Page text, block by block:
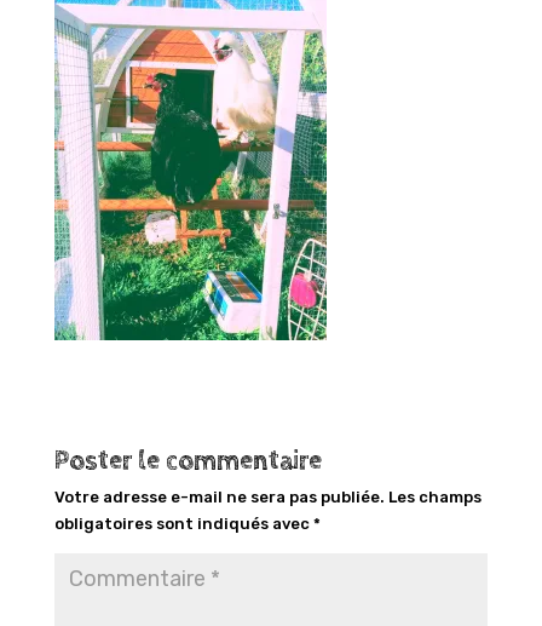
Poster le commentaire
Votre adresse e-mail ne sera pas publiée. Les champs
obligatoires sont indiqués avec *